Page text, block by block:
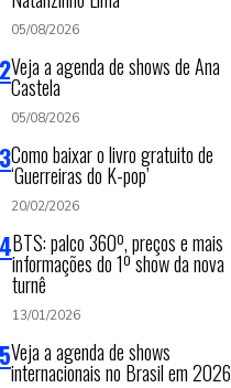
05/08/2026
Veja a agenda de shows de Ana
Castela
05/08/2026
Como baixar o livro gratuito de
‘Guerreiras do K-pop’
20/02/2026
BTS: palco 360º, preços e mais
informações do 1º show da nova
turnê
13/01/2026
Veja a agenda de shows
internacionais no Brasil em 2026